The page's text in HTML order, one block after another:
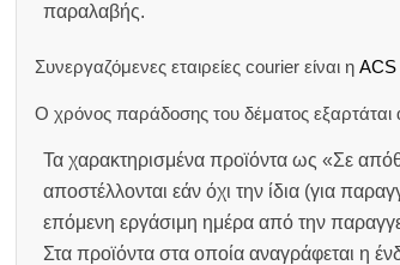
παραλαβής.
Συνεργαζόμενες εταιρείες courier είναι η ACS
Ο χρόνος παράδοσης του δέματος εξαρτάται
Τα χαρακτηρισμένα προϊόντα ως «Σε
αποστέλλονται εάν όχι την ίδια (για
επόμενη εργάσιμη ημέρα από την
Στα προϊόντα στα οποία αναγράφεται η